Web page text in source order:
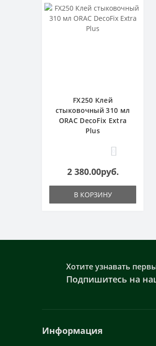
FX250 Клей
стыковочный 310 мл
ORAC DecoFix Extra
Plus
2 380.00руб.
В КОРЗИНУ
Хотите узнавать
Подпишитесь на
Информация